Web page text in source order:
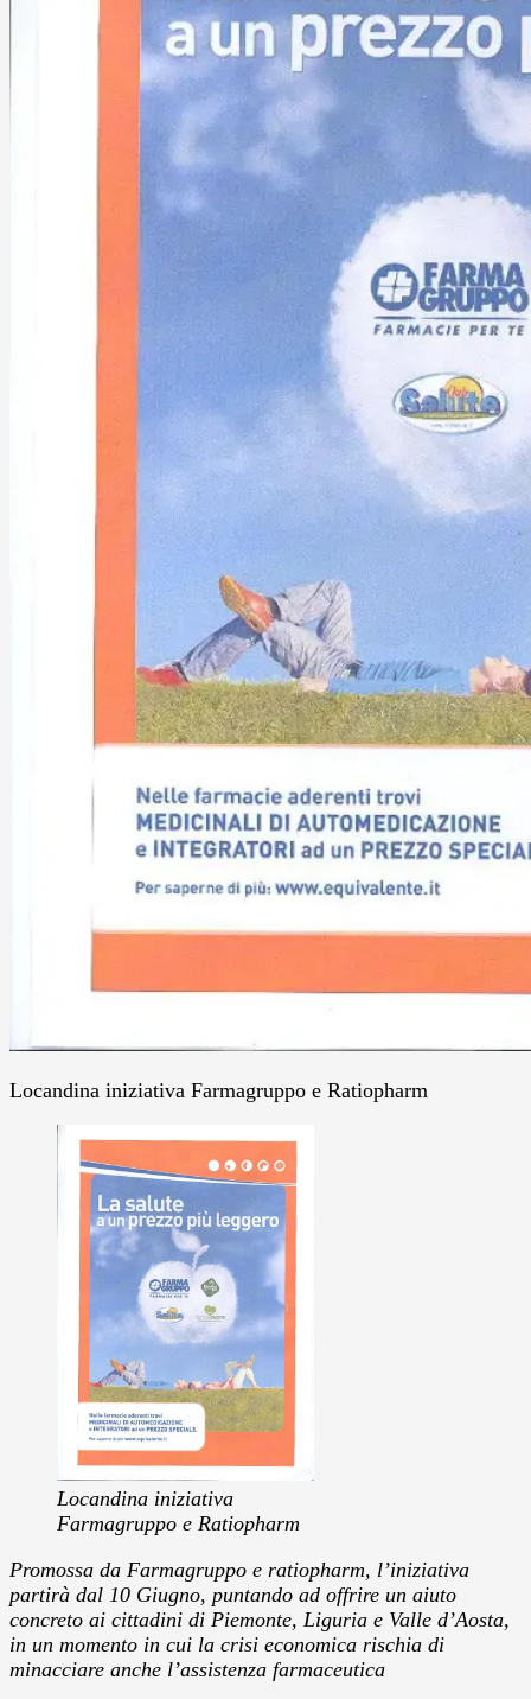
Locandina iniziativa Farmagruppo e Ratiopharm
Locandina iniziativa
Farmagruppo e Ratiopharm
Promossa da Farmagruppo e ratiopharm, l’iniziativa
partirà dal 10 Giugno, puntando ad offrire un aiuto
concreto ai cittadini di Piemonte, Liguria e Valle d’Aosta,
in un momento in cui la crisi economica rischia di
minacciare anche l’assistenza farmaceutica